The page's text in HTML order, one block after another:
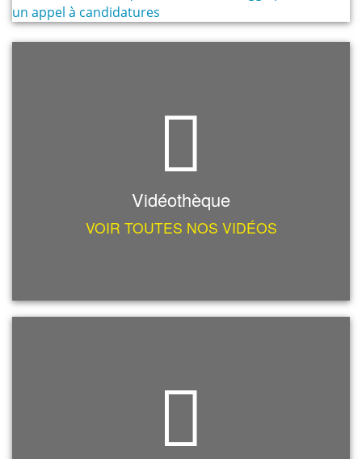
Vidéothèque
VOIR TOUTES NOS VIDÉOS